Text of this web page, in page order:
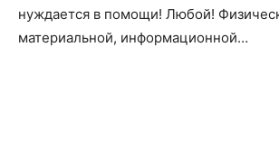
нуждается в помощи! Любой!
материальной, информационной…